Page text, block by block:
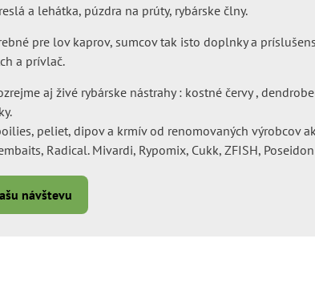
a lehátka, púzdra na prúty, rybárske člny.
pre lov kaprov, sumcov tak isto doplnky a
a prívlač.
aj živé rybárske nástrahy : kostné červy ,
peliet, dipov a krmív od renomovaných výrobcov
Radical. Mivardi, Rypomix, Cukk, ZFISH,
návštevu